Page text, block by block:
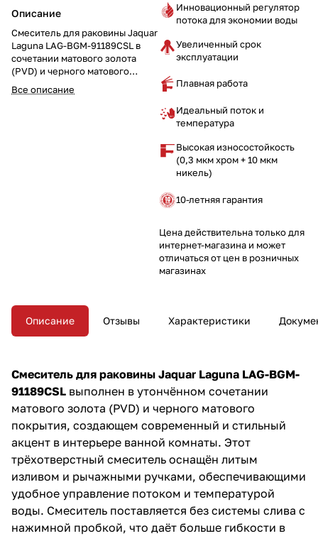
Описание
Смеситель для раковины Jaquar
Laguna LAG-BGM-91189CSL в
сочетании матового золота
(PVD) и черного матового
покрытия — это трёхотверстный
смеситель с литым изливом и
Все описание
Инновационный регулятор
потока для экономии воды
Увеличенный срок
эксплуатации
Плавная работа
Идеальный поток и
температура
Высокая износостойкость
(0,3 мкм хром + 10 мкм
никель)
10-летняя гарантия
Цена действительна только для
интернет-магазина и может
отличаться от цен в розничных
магазинах
Описание Отзывы Характеристики
Смеситель для раковины Jaquar Laguna LAG-BGM-
91189CSL выполнен в утончённом сочетании
матового золота (PVD) и черного матового
покрытия, создающем современный и стильный
акцент в интерьере ванной комнаты. Этот
трёхотверстный смеситель оснащён литым
изливом и рычажными ручками, обеспечивающими
удобное управление потоком и температурой
воды. Смеситель поставляется без системы слива с
нажимной пробкой, что даёт больше гибкости в